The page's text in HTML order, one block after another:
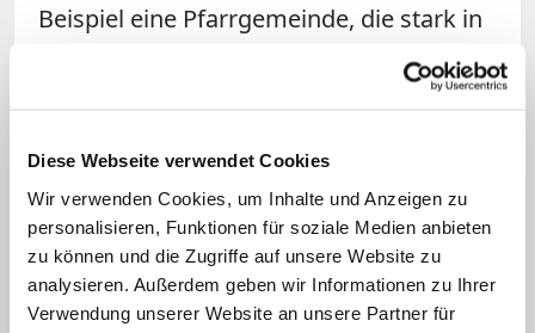
Diese Webseite verwendet Cookies
Wir verwenden Cookies, um Inhalte und Anzeigen zu
personalisieren, Funktionen für soziale Medien anbieten
zu können und die Zugriffe auf unsere Website zu
analysieren. Außerdem geben wir Informationen zu Ihrer
Verwendung unserer Website an unsere Partner für
Beispiel eine Pfarrgemeinde, die stark in
der Ukraine-Hilfe engagiert sei und
Gemeinde auf Raumsuche sein.
Ein konkretes Beispiel, mit dem Jage-
Bowler aktuell befasst ist, ist die
eritreisch-orthodoxe Tewahedo-Kirche.